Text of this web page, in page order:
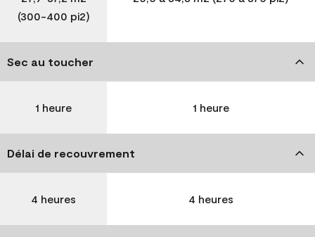
(300-400 pi2)
Sec au toucher
1 heure 1 heure
Délai de recouvrement
4 heures 4 heures